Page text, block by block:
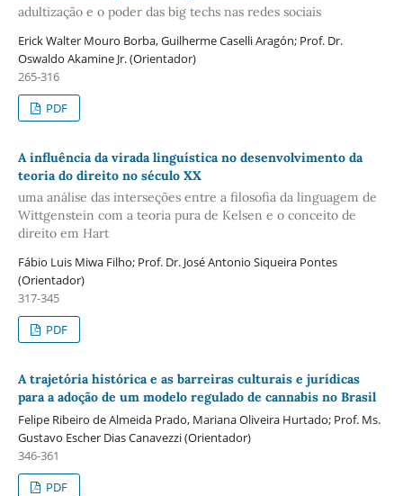
adultização e o poder das big techs nas redes sociais
Erick Walter Mouro Borba, Guilherme Caselli Aragón; Prof. Dr.
Oswaldo Akamine Jr. (Orientador)
265-316
PDF
A influência da virada linguística no desenvolvimento da
teoria do direito no século XX
uma análise das interseções entre a filosofia da linguagem de
Wittgenstein com a teoria pura de Kelsen e o conceito de
direito em Hart
Fábio Luis Miwa Filho; Prof. Dr. José Antonio Siqueira Pontes
(Orientador)
317-345
PDF
A trajetória histórica e as barreiras culturais e jurídicas
para a adoção de um modelo regulado de cannabis no Brasil
Felipe Ribeiro de Almeida Prado, Mariana Oliveira Hurtado; Prof. Ms.
Gustavo Escher Dias Canavezzi (Orientador)
346-361
PDF